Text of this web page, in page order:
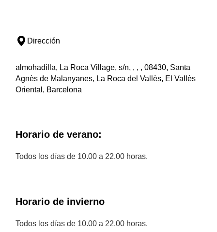
Dirección
almohadilla, La Roca Village, s/n, , , , 08430, Santa
Agnès de Malanyanes, La Roca del Vallès, El Vallès
Oriental, Barcelona
Horario de verano:
Todos los días de 10.00 a 22.00 horas.
Horario de invierno
Todos los días de 10.00 a 22.00 horas.